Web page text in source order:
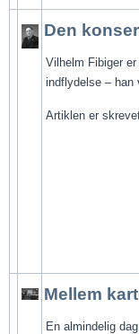
Den
Vilhelm Fibiger
indflydelse – han
Artiklen er
Mellem
En almindelig